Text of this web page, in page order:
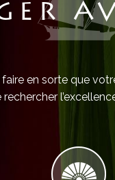
en sorte que